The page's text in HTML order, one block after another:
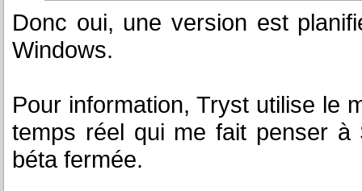
Donc oui, une version est
Windows.
Pour information, Tryst utilise le
temps réel qui me fait penser
béta fermée.